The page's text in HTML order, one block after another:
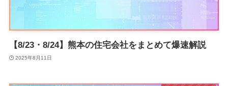
【8/23・8/24】熊本の住宅会社をまとめて爆速解説
2025年8月11日